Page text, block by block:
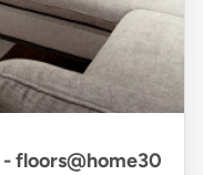
floors@home30